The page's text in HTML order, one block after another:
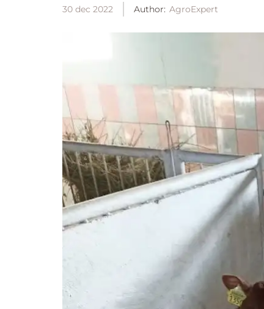
30 dec 2022 Author: AgroExpert